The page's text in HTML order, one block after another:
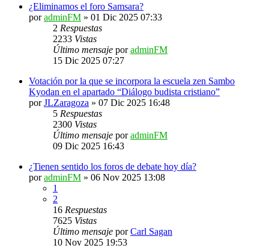
¿Eliminamos el foro Samsara?
poradminFM » 01 Dic 2025 07:33
2 Respuestas
2233 Vistas
Último mensaje poradminFM
15 Dic 2025 07:27
Votación por la que se incorpora la escuela zen Sambo
Kyodan en el apartado “Diálogo budista cristiano”
porJLZaragoza » 07 Dic 2025 16:48
5 Respuestas
2300 Vistas
Último mensaje poradminFM
09 Dic 2025 16:43
¿Tienen sentido los foros de debate hoy día?
poradminFM » 06 Nov 2025 13:08
1
2
16 Respuestas
7625 Vistas
Último mensaje porCarl Sagan
10 Nov 2025 19:53